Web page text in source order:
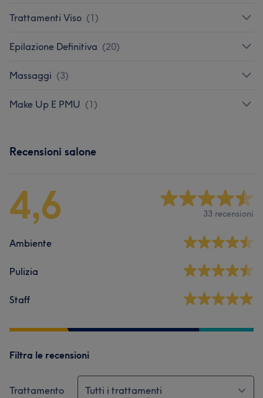
Trattamenti Viso (1)
Epilazione Definitiva (20)
Massaggi (3)
Make Up E PMU (1)
Recensioni salone
4,6 33 recensioni
Ambiente
Pulizia
Staff
Filtra le recensioni
Trattamento Tutti i trattamenti